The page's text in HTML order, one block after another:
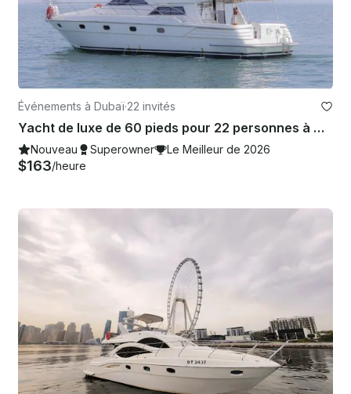
Événements à Dubaï·22 invités
Yacht de luxe de 60 pieds pour 22 personnes à Dubaï
Nouveau Superowner Le Meilleur de 2026
$163/heure